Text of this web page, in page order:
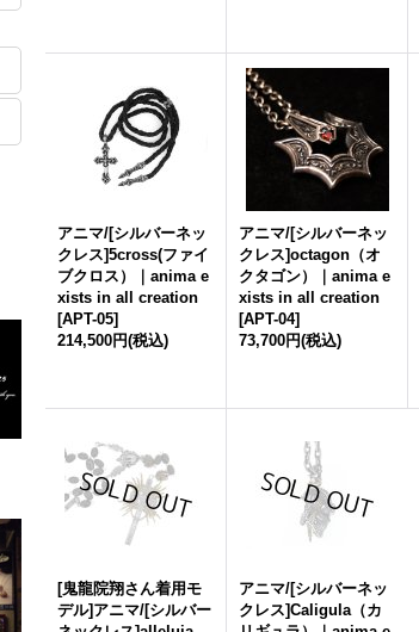
アニマ/[シルバーネッ
クレス]5cross(ファイ
ブクロス）｜anima e
xists in all creation
[APT-05]
214,500円(税込)
アニマ/[シルバーネッ
クレス]octagon（オ
クタゴン）｜anima e
xists in all creation
[APT-04]
73,700円(税込)
[鬼龍院翔さん着用モ
デル]アニマ/[シルバー
アニマ/[シルバーネッ
クレス]Caligula（カ